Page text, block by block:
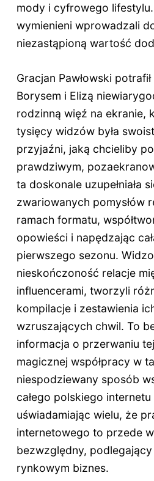
mody i cyfrowego
wymienieni wprowadzali
niezastąpioną wartość
Gracjan Pawłowski
Borysem i Elizą
rodzinną więź na ekranie,
tysięcy widzów była
przyjaźni, jaką chcieliby
prawdziwym,
ta doskonale uzupełniała
zwariowanych pomysłów
ramach formatu,
opowieści i napędzając
pierwszego sezonu.
nieskończoność relacje
influencerami, tworzyli
kompilacje i zestawienia
wzruszających chwil. To
informacja o przerwaniu
magicznej współpracy w
niespodziewany sposób
całego polskiego
uświadamiając wielu, że
internetowego to przede
bezwzględny,
rynkowym biznes.